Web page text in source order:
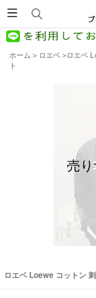
ホーム > ロエベ >ロエベ
ト
ロエベ Loewe コットン